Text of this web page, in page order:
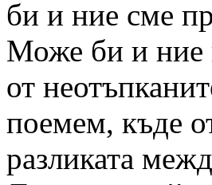
би и ние сме
Може би и ние
от
поемем, къде
разликата